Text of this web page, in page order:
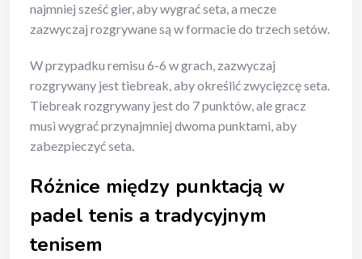
najmniej sześć gier, aby wygrać seta, a mecze
zazwyczaj rozgrywane są w formacie do trzech setów.
W przypadku remisu 6-6 w grach, zazwyczaj
rozgrywany jest tiebreak, aby określić zwycięzcę seta.
Tiebreak rozgrywany jest do 7 punktów, ale gracz
musi wygrać przynajmniej dwoma punktami, aby
zabezpieczyć seta.
Różnice między punktacją w
padel tenis a tradycyjnym
tenisem